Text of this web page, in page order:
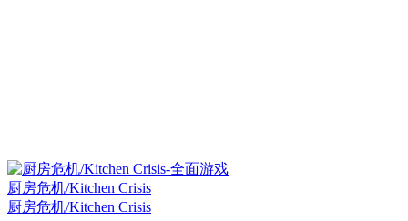
厨房危机/Kitchen Crisis
厨房危机/Kitchen Crisis